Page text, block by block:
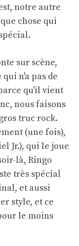
notre autre
chose qui
sur scène,
n'a pas de
qu'il vient
nous faisons
truc rock.
(une fois),
Jr.), qui le joue
là, Ringo
très spécial
et aussi
style, et ce
le moins